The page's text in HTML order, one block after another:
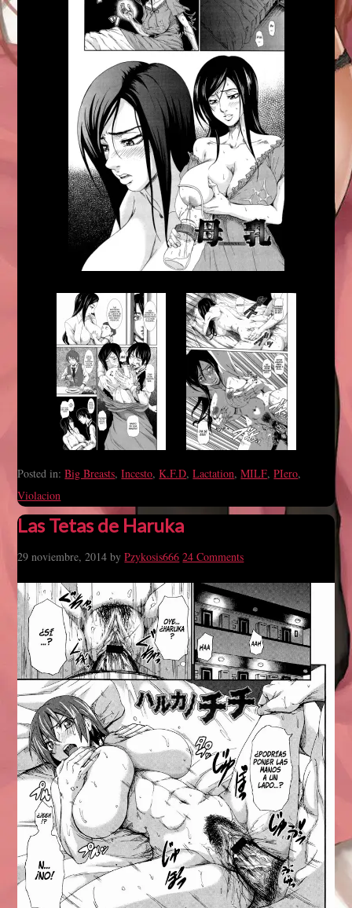
Posted in:Big Breasts,Incesto,K.F.D,Lactation,MILF,PIero,
Violacion
Las Tetas de Haruka
29 noviembre, 2014 byPzykosis666 24 Comments